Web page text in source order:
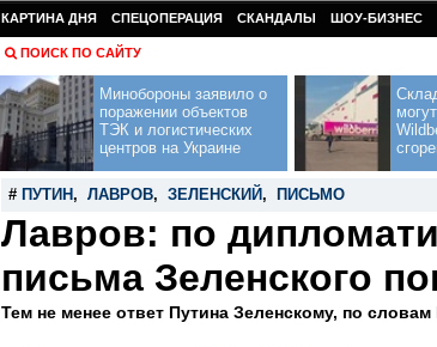
КАРТИНА ДНЯ СПЕЦОПЕРАЦИЯ СКАНДАЛЫ ШОУ-БИЗНЕС
ПОИСК ПО САЙТУ
Минобороны заявило о
поражении объектов
ТЭК и логистических
центров на Украине
# ПУТИН , ЛАВРОВ, ЗЕЛЕНСКИЙ , ПИСЬМО
Лавров: по
письма Зеленского
Тем не менее ответ Путина Зеленскому, по